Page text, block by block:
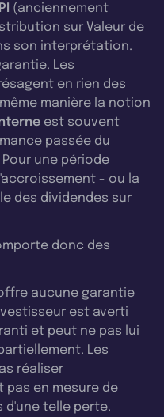
(anciennement
sur Valeur de
son interprétation.
Les
en rien des
manière la notion
est souvent
passée du
une période
- ou la
des dividendes sur
donc des
aucune garantie
est averti
et peut ne pas lui
Les
réaliser
pas en mesure de
d'une telle perte.